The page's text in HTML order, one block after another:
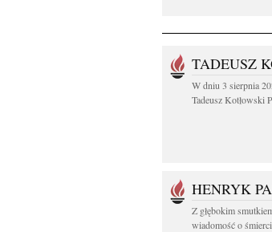
TADEUSZ
W dniu 3 sierpnia
Tadeusz Kotłowski
HENRYK
Z głębokim
wiadomość o